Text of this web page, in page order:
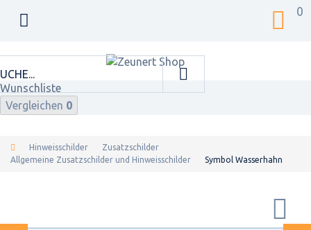
0
Wunschliste
Vergleichen 0
Hinweisschilder
Zusatzschilder
Allgemeine Zusatzschilder und Hinweisschilder
Symbol Wasserhahn